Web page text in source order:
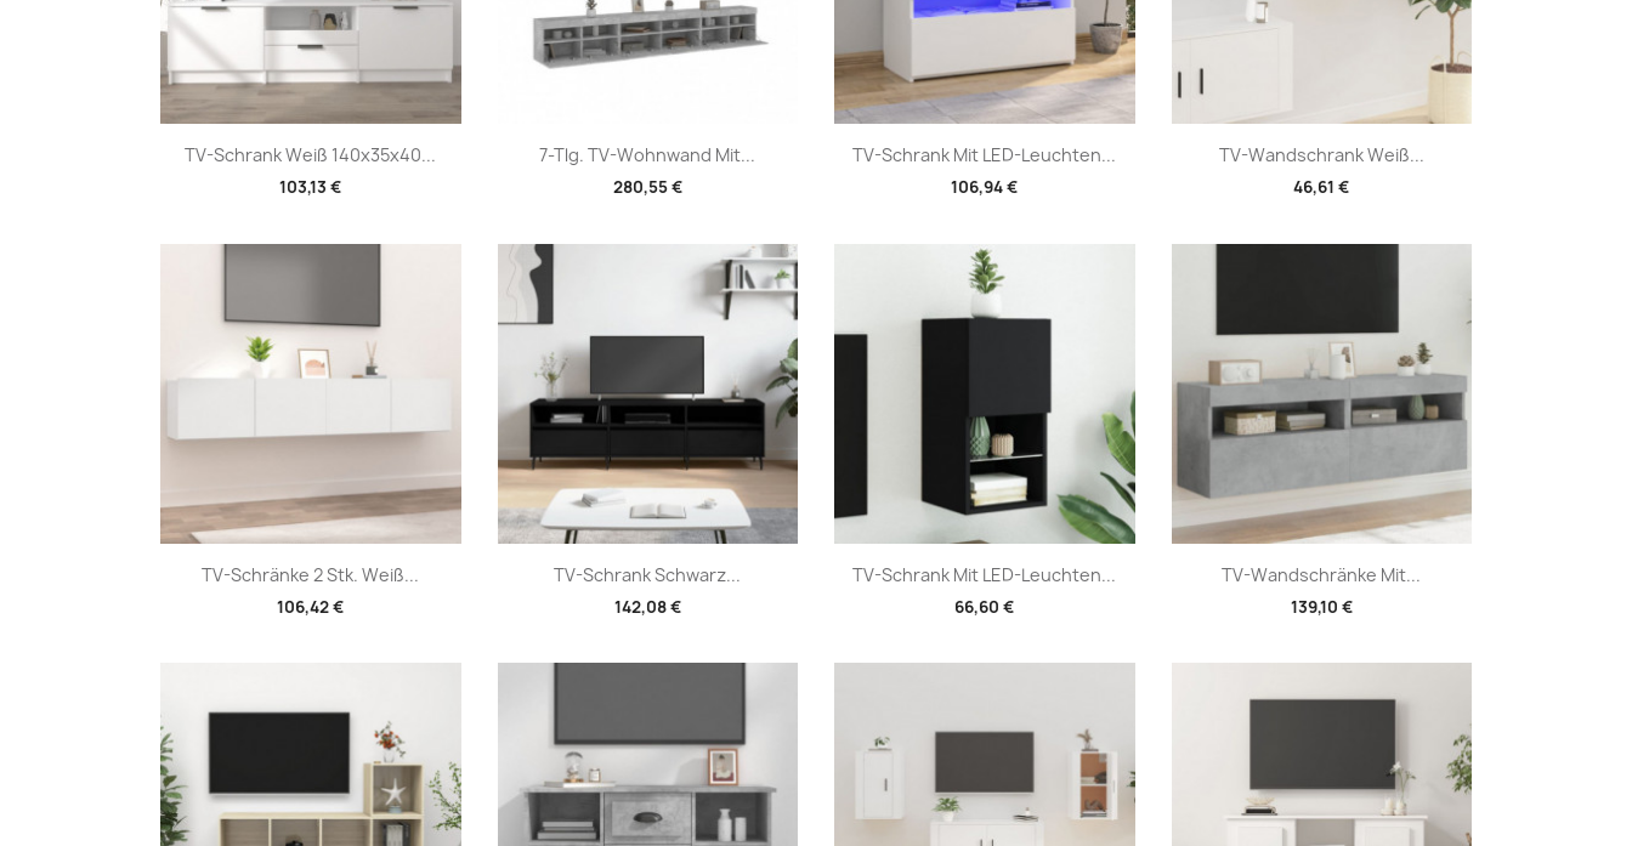
TV-Schrank Weiß 140x35x40...
103,13 €
Vorschau 7-Tlg. TV-Wohnwand Mit...
280,55 €
Vorschau TV-Schrank Mit LED-Leuchten...
106,94 €
Vorschau TV-Wandschrank Weiß...
46,61 €
Vorschau
TV-Schränke 2 Stk. Weiß...
106,42 €
Vorschau TV-Schrank Schwarz...
142,08 €
Vorschau TV-Schrank Mit LED-Leuchten...
66,60 €
Vorschau TV-Wandschränke Mit...
139,10 €
Vorschau